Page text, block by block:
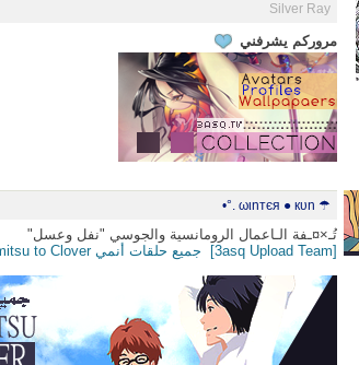
Silver Ray
مروركم يشرفني
☂ ωιnтєя ● кυn .°•
تُـ×¤ـفة الـاعمال الرومانسية والجوسي "نفل وعسل"
[3asq Upload Team] ‏ جميع حلقات أنمي Hachimitsu to Clover بلوراي